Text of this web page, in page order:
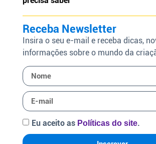
Receba Newsletter
Insira o seu e-mail e receba dicas,
informações sobre o mundo da
Eu aceito as Políticas do site.